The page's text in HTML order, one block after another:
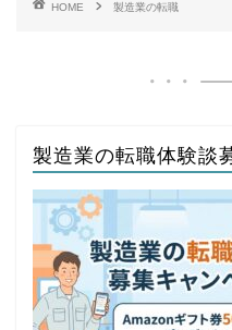
HOME 製造業の転職
製造業の転職体験談